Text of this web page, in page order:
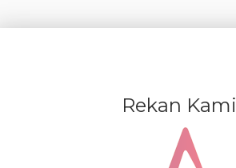
Rekan Kami